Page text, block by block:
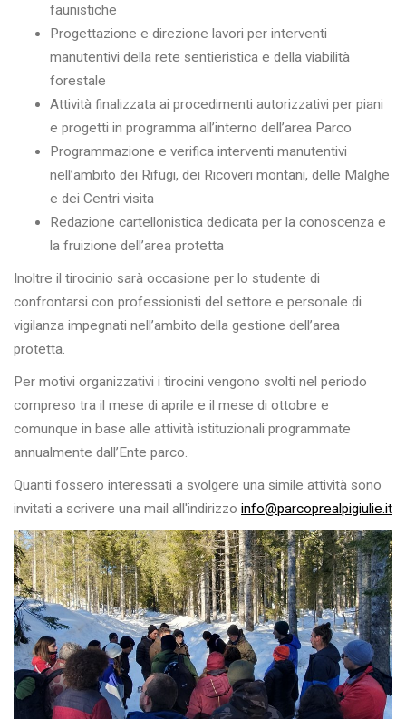
faunistiche
Progettazione e direzione lavori per interventi
manutentivi della rete sentieristica e della viabilità
forestale
Attività finalizzata ai procedimenti autorizzativi per piani
e progetti in programma all’interno dell’area Parco
Programmazione e verifica interventi manutentivi
nell’ambito dei Rifugi, dei Ricoveri montani, delle Malghe
e dei Centri visita
Redazione cartellonistica dedicata per la conoscenza e
la fruizione dell’area protetta
Inoltre il tirocinio sarà occasione per lo studente di
confrontarsi con professionisti del settore e personale di
vigilanza impegnati nell’ambito della gestione dell’area
protetta.
Per motivi organizzativi i tirocini vengono svolti nel periodo
compreso tra il mese di aprile e il mese di ottobre e
comunque in base alle attività istituzionali programmate
annualmente dall’Ente parco.
Quanti fossero interessati a svolgere una simile attività sono
invitati a scrivere una mail all'indirizzo info@parcoprealpigiulie.it